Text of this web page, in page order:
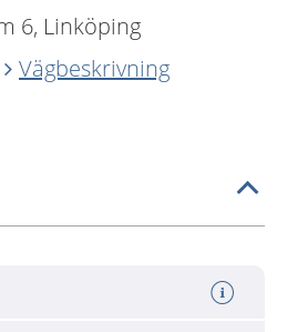
6, Linköping
Vägbeskrivning